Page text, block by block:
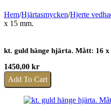
Hem/Hjärtasmycken/Hjerte
x 15 mm.
kt. guld hänge hjärta. Mått: 16 x
1450,00 kr
Add To Cart